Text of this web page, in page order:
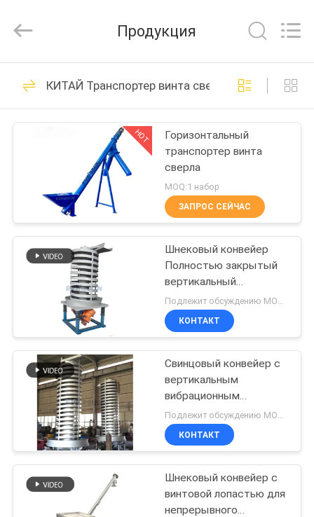
ДОМ
ПРОДУКТЫ
ПУТЕШЕСТВИЕ
ФАБРИКИ
ПРОВЕРКА
КАЧЕСТВА
СВЯЖИТЕСЬ
МЫ
Reserved.
Вибраторы
машина скрининга
185
Вращательная
машина скрининга
84
машина скрининга
тумблер
Продукция
КИТАЙ Транспортер винта сверла
HOT
Горизонтальный
транспортер винта
сверла
MOQ:1 набор
ЗАПРОС СЕЙЧАС
Шнековый конвейер
Полностью закрытый
вертикальный
спиральный элеватор
для непрерывного
подъема сухого
материалов
КОНТАКТ
Свинцовый конвейер с
вертикальным
вибрационным
спиральным лифтом и
акриловым покрытием
для транспортировки
КОНТАКТ
Шнековый конвейер с
винтовой лопастью для
непрерывного